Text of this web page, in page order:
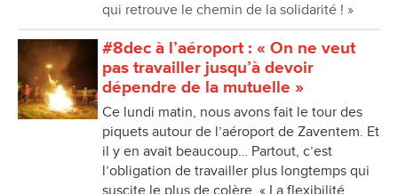
qui retrouve le chemin de la solidarité ! »
#8dec à l’aéroport : « On ne veut
pas travailler jusqu’à devoir
dépendre de la mutuelle »
Ce lundi matin, nous avons fait le tour des
piquets autour de l’aéroport de Zaventem. Et
il y en avait beaucoup… Partout, c’est
l’obligation de travailler plus longtemps qui
suscite le plus de colère. « La flexibilité